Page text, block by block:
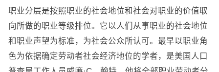
职业分层是按照职业的社会地位和社会对职业的价值取
向所做的职业等级排位。它以人们从事职业的社会地位
和职业声望为标准，为社会公众所认可。最早以职业角
色为依据确定劳动者社会经济地位的学者，是美国人口